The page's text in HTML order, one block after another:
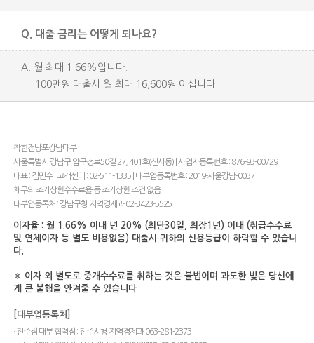
Q. 대출 금리는 어떻게 되나요?
A. 월 최대 1.66%입니다.
100만원 대출시 월 최대 16,600원 이십니다.
착한전당포강남대부
서울특별시 강남구 압구정로50길 27, 401호(신사동) | 사업자등록번호 : 876-93-00729
대표 : 김민수 | 고객센터 : 02-511-1335 | 대부업등록번호 : 2019-서울강남-0037
채무의 조기상환수수료율 등 조기상환 조건 없음
대부업등록처 : 강남구청 지역경제과 02-3423-5525
이자율 : 월 1.66% 이내 년 20% (최단30일, 최장1년) 이내 (취급수수료
및 연체이자 등 별도 비용없음) 대출시 귀하의 신용등급이 하락할 수 있습니
다.
※ 이자 외 별도로 중개수수료를 취하는 것은 불법이며 과도한 빚은 당신에
게 큰 불행을 안겨줄 수 있습니다
[대부업등록처]
· 전주점 대부 협력점 : 전주시청 지역경제과 063-281-2373